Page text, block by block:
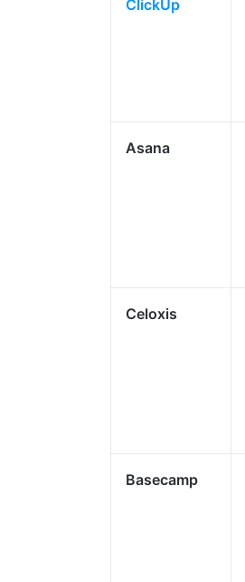
ClickUp
Asana
Celoxis
Basecamp